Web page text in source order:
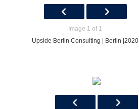
Image 1 of 1
Upside Berlin Consulting | Berlin |2020